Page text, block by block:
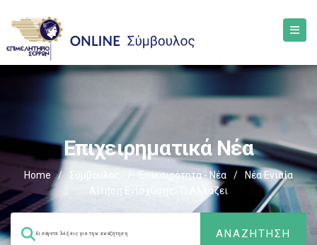
Επιχειρηματικά Νέα
Home / Σύμβουλος Επικαιρότητα - Νέα /
Νέα Ενιαία
Αίτηση Ενίσχυσης: Τι Αλλάζει